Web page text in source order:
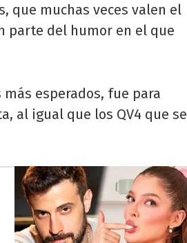
que muchas veces valen el
parte del humor en el que
esperados, fue para
al igual que los QV4 que se